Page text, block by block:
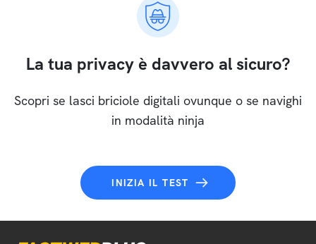
La tua privacy è davvero al sicuro?
Scopri se lasci briciole digitali ovunque o se navighi
in modalità ninja
INIZIA IL TEST